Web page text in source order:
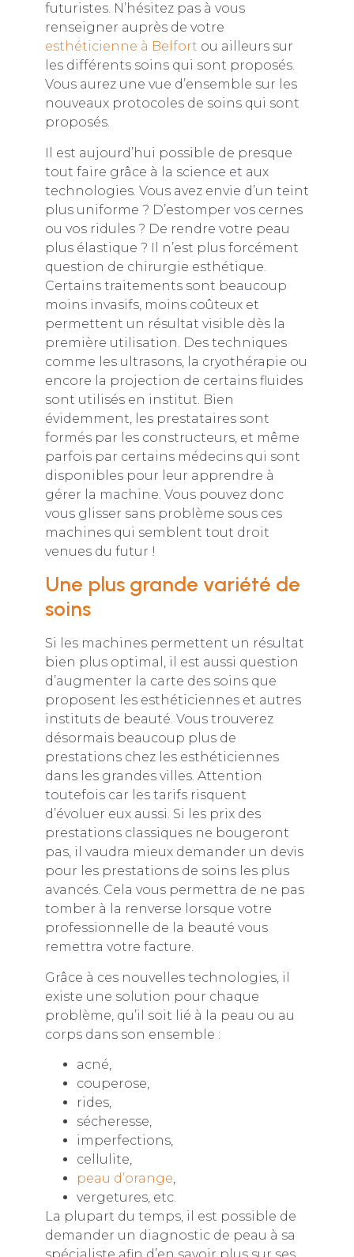
futuristes. N’hésitez pas à vous
renseigner auprès de votre
esthéticienne à Belfort ou ailleurs sur
les différents soins qui sont proposés.
Vous aurez une vue d’ensemble sur les
nouveaux protocoles de soins qui sont
proposés.
Il est aujourd’hui possible de presque
tout faire grâce à la science et aux
technologies. Vous avez envie d’un teint
plus uniforme ? D’estomper vos cernes
ou vos ridules ? De rendre votre peau
plus élastique ? Il n’est plus forcément
question de chirurgie esthétique.
Certains traitements sont beaucoup
moins invasifs, moins coûteux et
permettent un résultat visible dès la
première utilisation. Des techniques
comme les ultrasons, la cryothérapie ou
encore la projection de certains fluides
sont utilisés en institut. Bien
évidemment, les prestataires sont
formés par les constructeurs, et même
parfois par certains médecins qui sont
disponibles pour leur apprendre à
gérer la machine. Vous pouvez donc
vous glisser sans problème sous ces
machines qui semblent tout droit
venues du futur !
Une plus grande variété de
soins
Si les machines permettent un résultat
bien plus optimal, il est aussi question
d’augmenter la carte des soins que
proposent les esthéticiennes et autres
instituts de beauté. Vous trouverez
désormais beaucoup plus de
prestations chez les esthéticiennes
dans les grandes villes. Attention
toutefois car les tarifs risquent
d’évoluer eux aussi. Si les prix des
prestations classiques ne bougeront
pas, il vaudra mieux demander un devis
pour les prestations de soins les plus
avancés. Cela vous permettra de ne pas
tomber à la renverse lorsque votre
professionnelle de la beauté vous
remettra votre facture.
Grâce à ces nouvelles technologies, il
existe une solution pour chaque
problème, qu’il soit lié à la peau ou au
corps dans son ensemble :
acné,
couperose,
rides,
sécheresse,
imperfections,
cellulite,
peau d’orange,
vergetures, etc.
La plupart du temps, il est possible de
demander un diagnostic de peau à sa